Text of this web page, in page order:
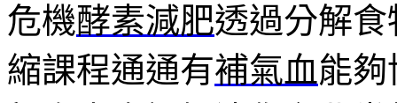
危機酵素減肥透過分解
縮課程通通有補氣血能